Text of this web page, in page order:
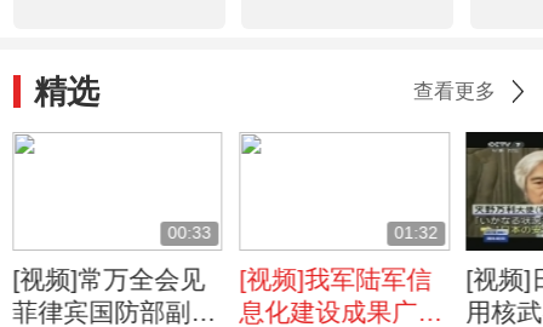
精选 查看更多
00:33
[视频]常万全会见
菲律宾国防部副部
01:32
[视频]我军陆军信
息化建设成果广泛
[视频]
用核